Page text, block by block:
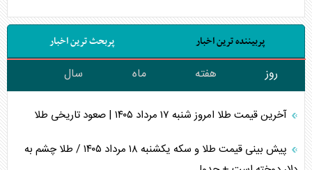
پربیننده ترین اخبار پربحث ترین اخبار
روز هفته ماه سال
آخرین قیمت طلا امروز شنبه ۱۷ مرداد ۱۴۰۵ | صعود تاریخی طلا
پیش بینی قیمت طلا و سکه یکشنبه ۱۸ مرداد ۱۴۰۵ / طلا چشم به